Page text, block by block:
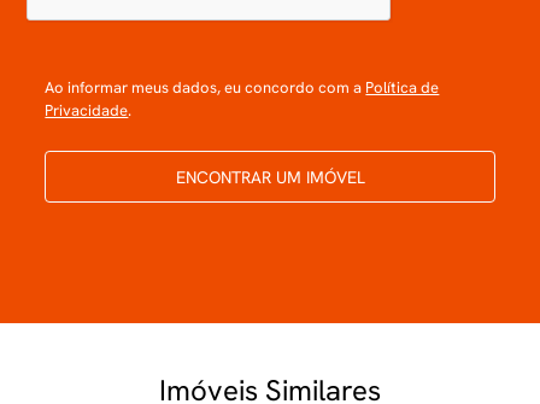
Ao informar meus dados, eu concordo com a Política de
Privacidade.
ENCONTRAR UM IMÓVEL
Imóveis Similares